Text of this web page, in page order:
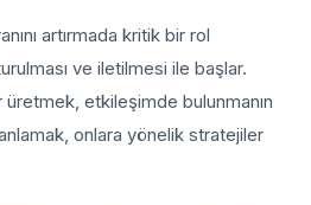
artırmada kritik bir rol
ve iletilmesi ile başlar.
etkileşimde bulunmanın
onlara yönelik stratejiler